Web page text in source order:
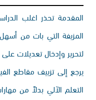
المقدمة تحذر اغلب
المزيفة التي بات من
لتحرير وإدخال تعديلات
يرجع إلى تزييف مقاطع
التعلم الآلي بدلاً من